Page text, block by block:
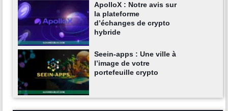
ApolloX : Notre avis sur
la plateforme
d’échanges de crypto
hybride
Seein-apps : Une ville à
l’image de votre
portefeuille crypto